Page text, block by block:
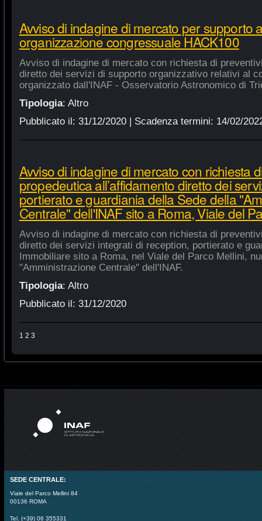
Avviso di indagine di mercato per supporto
organizzazione congressuale HACK100
Avviso di indagine di mercato con richiesta di
diretto dei servizi di supporto organizzativo relativi al
organizzato dall'INAF - Osservatorio Astronomico di
Tipologia: Altro
Pubblicato il: 31/12/2020| Scadenza termini: 14/02/
Avviso di indagine di mercato con richiesta
propedeutica all’affidamento diretto dei
portierato e guardiania della Sede della
Centrale" dell'INAF sito a Roma, Viale del
Avviso di indagine di mercato con richiesta di
diretto dei servizi integrati di reception, portierato e
Immobiliare sito a Roma, nel Viale del Parco Mellini,
"Amministrazione Centrale" dell'INAF.
Tipologia: Altro
Pubblicato il: 31/12/2020
1 2 3
SEDE CENTRALE:
Viale del Parco Mellini 84
00136 ROMA
Tel. (+39) 06 355331